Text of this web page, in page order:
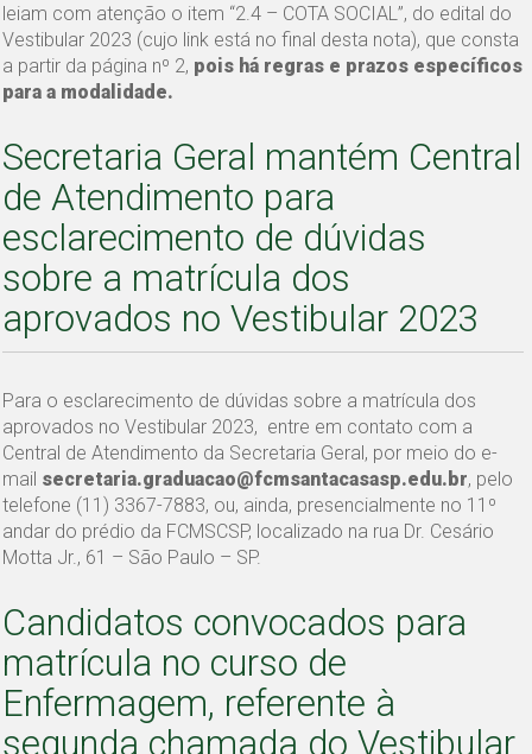
leiam com atenção o item “2.4 – COTA SOCIAL”, do edital do
Vestibular 2023 (cujo link está no final desta nota), que consta
a partir da página nº 2, pois há regras e prazos específicos
para a modalidade.
Secretaria Geral mantém Central
de Atendimento para
esclarecimento de dúvidas
sobre a matrícula dos
aprovados no Vestibular 2023
Para o esclarecimento de dúvidas sobre a matrícula dos
aprovados no Vestibular 2023, entre em contato com a
Central de Atendimento da Secretaria Geral, por meio do e-
mail secretaria.graduacao@fcmsantacasasp.edu.br, pelo
telefone (11) 3367-7883, ou, ainda, presencialmente no 11º
andar do prédio da FCMSCSP, localizado na rua Dr. Cesário
Motta Jr., 61 – São Paulo – SP.
Candidatos convocados para
matrícula no curso de
Enfermagem, referente à
segunda chamada do Vestibular